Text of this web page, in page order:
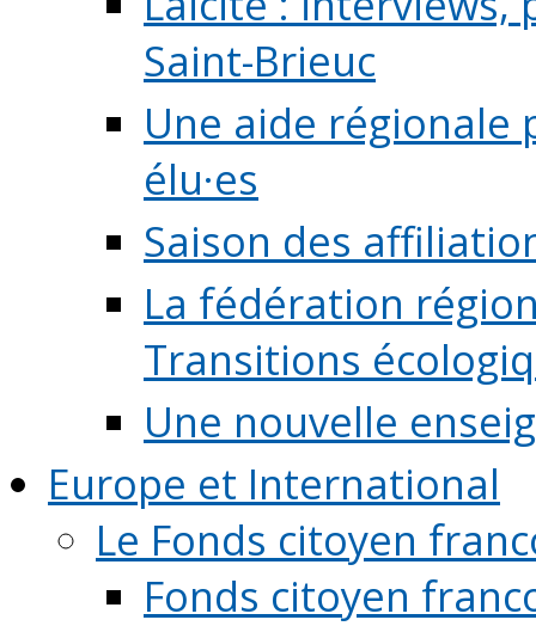
Saint-Brieuc
Une aide régionale
élu·es
Saison des
La fédération
Transitions
Une nouvelle
Europe et International
Le Fonds citoyen
Fonds citoyen